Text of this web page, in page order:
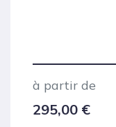
à partir de
295,00 €